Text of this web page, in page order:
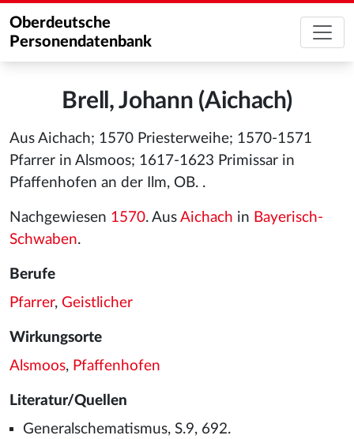
Oberdeutsche
Personendatenbank
Brell, Johann (Aichach)
Aus Aichach; 1570 Priesterweihe; 1570-1571
Pfarrer in Alsmoos; 1617-1623 Primissar in
Pfaffenhofen an der Ilm, OB. .
Nachgewiesen 1570. Aus Aichach in Bayerisch-
Schwaben.
Berufe
Pfarrer, Geistlicher
Wirkungsorte
Alsmoos, Pfaffenhofen
Literatur/Quellen
Generalschematismus, S.9, 692.